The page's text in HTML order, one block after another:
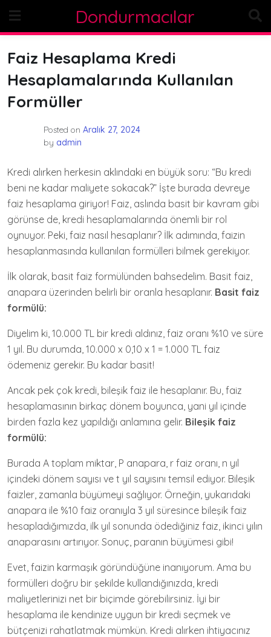
content
Dondurmacılar
Faiz Hesaplama Kredi
Hesaplamalarında Kullanılan
Formüller
Posted on Aralık 27, 2024
by admin
Kredi alırken herkesin aklındaki en büyük soru: “Bu kredi
beni ne kadar maliyete sokacak?” İşte burada devreye
faiz hesaplama giriyor! Faiz, aslında basit bir kavram gibi
görünse de, kredi hesaplamalarında önemli bir rol
oynuyor. Peki, faiz nasıl hesaplanır? İlk adımında, faizin
hesaplanmasında kullanılan formülleri bilmek gerekiyor.
İlk olarak, basit faiz formülünden bahsedelim. Basit faiz,
anapara üzerinden belirli bir oranla hesaplanır. Basit faiz
formülü:
Diyelim ki, 10.000 TL bir kredi aldınız, faiz oranı %10 ve süre
1 yıl. Bu durumda, 10.000 x 0,10 x 1 = 1.000 TL faiz
ödemeniz gerekir. Bu kadar basit!
Ancak pek çok kredi, bileşik faiz ile hesaplanır. Bu, faiz
hesaplamasının birkaç dönem boyunca, yani yıl içinde
birden fazla kez yapıldığı anlamına gelir. Bileşik faiz
formülü:
Burada A toplam miktar, P anapara, r faiz oranı, n yıl
içindeki dönem sayısı ve t yıl sayısını temsil ediyor. Bileşik
faizler, zamanla büyümeyi sağlıyor. Örneğin, yukarıdaki
anapara ile %10 faiz oranıyla 3 yıl süresince bileşik faiz
hesapladığımızda, ilk yıl sonunda ödediğiniz faiz, ikinci yılın
anaparasını artırıyor. Sonuç, paranın büyümesi gibi!
Evet, faizin karmaşık göründüğüne inanıyorum. Ama bu
formülleri doğru bir şekilde kullandığınızda, kredi
maliyetlerinizi net bir biçimde görebilirsiniz. İyi bir
hesaplama ile kendinize uygun bir kredi seçmek ve
bütçenizi rahatlatmak mümkün. Kredi alırken ihtiyacınız